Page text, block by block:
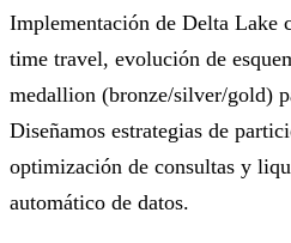
Implementación de Delta Lake
time travel, evolución de
medallion (bronze/silver/gold)
Diseñamos estrategias de
optimización de consultas y
automático de datos.